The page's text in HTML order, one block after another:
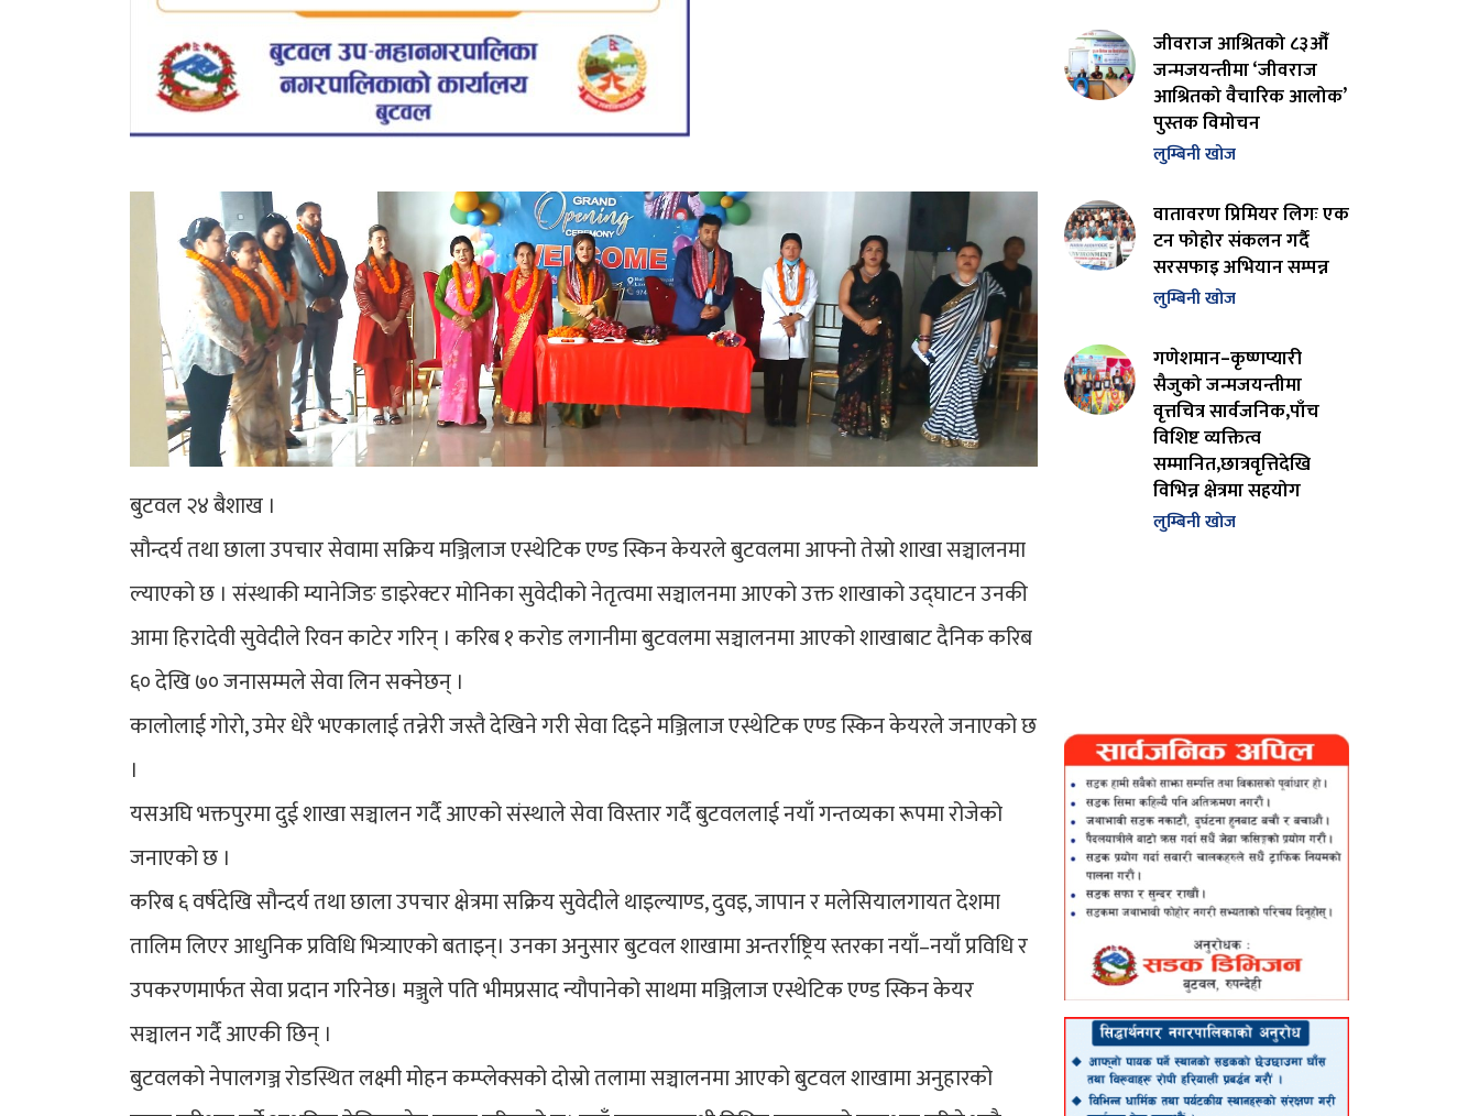
बुटवल २४ बैशाख ।
सौन्दर्य तथा छाला उपचार सेवामा सक्रिय मञ्जिलाज एस्थेटिक एण्ड स्किन केयरले बुटवलमा आफ्नो तेस्रो शाखा सञ्चालनमा
ल्याएको छ । संस्थाकी म्यानेजिङ डाइरेक्टर मोनिका सुवेदीको नेतृत्वमा सञ्चालनमा आएको उक्त शाखाको उद्घाटन उनकी
आमा हिरादेवी सुवेदीले रिवन काटेर गरिन् । करिब १ करोड लगानीमा बुटवलमा सञ्चालनमा आएको शाखाबाट दैनिक करिब
६० देखि ७० जनासम्मले सेवा लिन सक्नेछन् ।
कालोलाई गोरो, उमेर धेरै भएकालाई तन्नेरी जस्तै देखिने गरी सेवा दिइने मञ्जिलाज एस्थेटिक एण्ड स्किन केयरले जनाएको छ
।
यसअघि भक्तपुरमा दुई शाखा सञ्चालन गर्दै आएको संस्थाले सेवा विस्तार गर्दै बुटवललाई नयाँ गन्तव्यका रूपमा रोजेको
जनाएको छ ।
करिब ६ वर्षदेखि सौन्दर्य तथा छाला उपचार क्षेत्रमा सक्रिय सुवेदीले थाइल्याण्ड, दुवइ, जापान र मलेसियालगायत देशमा
तालिम लिएर आधुनिक प्रविधि भित्र्याएको बताइन्। उनका अनुसार बुटवल शाखामा अन्तर्राष्ट्रिय स्तरका नयाँ–नयाँ प्रविधि र
उपकरणमार्फत सेवा प्रदान गरिनेछ। मञ्जुले पति भीमप्रसाद न्यौपानेको साथमा मञ्जिलाज एस्थेटिक एण्ड स्किन केयर
सञ्चालन गर्दै आएकी छिन् ।
बुटवलको नेपालगञ्ज रोडस्थित लक्ष्मी मोहन कम्प्लेक्सको दोस्रो तलामा सञ्चालनमा आएको बुटवल शाखामा अनुहारको
जीवराज आश्रितको ८३औँ
जन्मजयन्तीमा ‘जीवराज
आश्रितको वैचारिक आलोक’
पुस्तक विमोचन
लुम्बिनी खोज
वातावरण प्रिमियर लिगः एक
टन फोहोर संकलन गर्दै
सरसफाइ अभियान सम्पन्न
लुम्बिनी खोज
गणेशमान–कृष्णप्यारी
सैजुको जन्मजयन्तीमा
वृत्तचित्र सार्वजनिक,पाँच
विशिष्ट व्यक्तित्व
सम्मानित,छात्रवृत्तिदेखि
विभिन्न क्षेत्रमा सहयोग
लुम्बिनी खोज